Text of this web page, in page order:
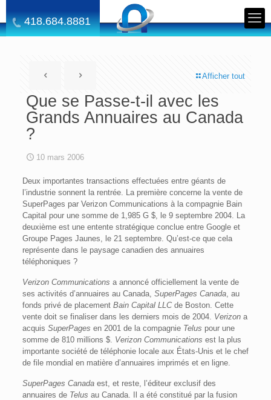
418.684.8881
Afficher tout
Que se Passe-t-il avec les
Grands Annuaires au Canada
?
10 mars 2006
Deux importantes transactions effectuées entre géants de
l’industrie sonnent la rentrée. La première concerne la vente de
SuperPages par Verizon Communications à la compagnie Bain
Capital pour une somme de 1,985 G $, le 9 septembre 2004. La
deuxième est une entente stratégique conclue entre Google et
Groupe Pages Jaunes, le 21 septembre. Qu’est-ce que cela
représente dans le paysage canadien des annuaires
téléphoniques ?
Verizon Communications a annoncé officiellement la vente de
ses activités d’annuaires au Canada, SuperPages Canada, au
fonds privé de placement Bain Capital LLCde Boston. Cette
vente doit se finaliser dans les derniers mois de 2004. Verizona
acquis SuperPages en 2001 de la compagnie Telus pour une
somme de 810 millions $. Verizon Communications est la plus
importante société de téléphonie locale aux États-Unis et le chef
de file mondial en matière d’annuaires imprimés et en ligne.
SuperPages Canadaest, et reste, l’éditeur exclusif des
annuaires de Telus au Canada. Il a été constitué par la fusion